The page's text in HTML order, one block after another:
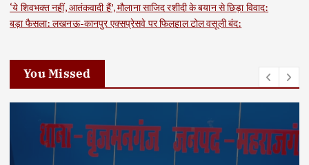
‘ये शिवभक्त नहीं, आतंकवादी हैं’, मौलाना साजिद रशीदी के बयान से छिड़ा विवाद:
बड़ा फैसला: लखनऊ-कानपुर एक्सप्रेसवे पर फिलहाल टोल वसूली बंद:
You Missed